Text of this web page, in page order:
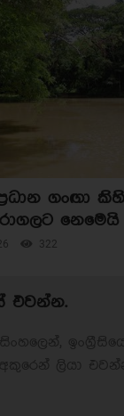
ගංඟා
නෙමෙයි
322
එවන්න.